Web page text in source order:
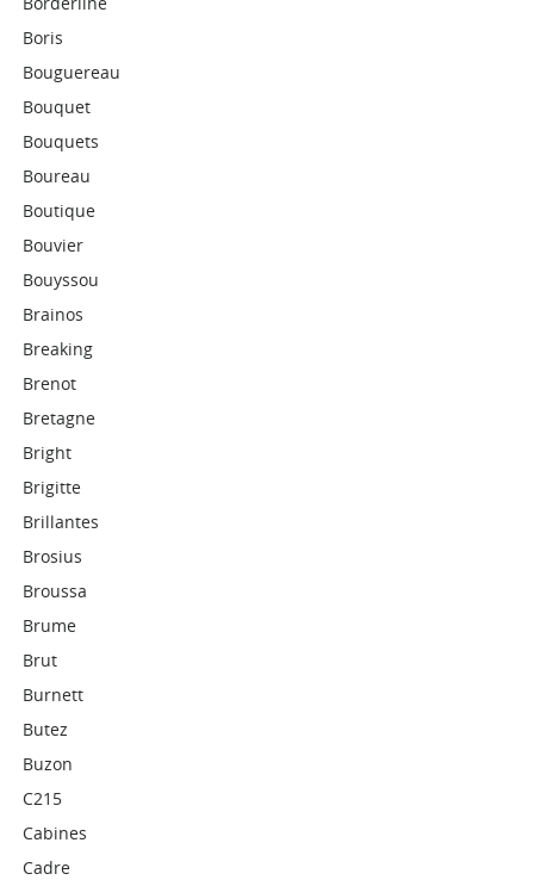
Boris
Bouguereau
Bouquet
Bouquets
Boureau
Boutique
Bouvier
Bouyssou
Brainos
Breaking
Brenot
Bretagne
Bright
Brigitte
Brillantes
Brosius
Broussa
Brume
Brut
Burnett
Butez
Buzon
C215
Cabines
Cadre